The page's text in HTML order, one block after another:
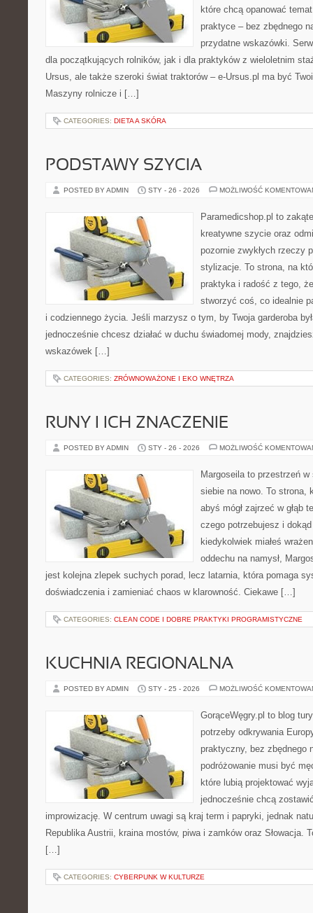
które chcą opanować
praktyce – bez zbędnego
przydatne wskazówki.
dla początkujących rolników, jak i dla praktyków z wieloletnim
Ursus, ale także szeroki świat traktorów – e-Ursus.pl ma być
Maszyny rolnicze i […]
CATEGORIES: DIETA A SKÓRA
PODSTAWY SZYCIA
POSTED BY ADMIN STY - 26 - 2026 MOŻLIWOŚĆ
Paramedicshop.pl to
kreatywne szycie oraz
pozornie zwykłych rzeczy
stylizacje. To strona, na
praktyka i radość z tego,
stworzyć coś, co idealnie
i codziennego życia. Jeśli marzysz o tym, by Twoja garderoba
jednocześnie chcesz działać w duchu świadomej mody,
wskazówek […]
CATEGORIES: ZRÓWNOWAŻONE I EKO WNĘTRZA
RUNY I ICH ZNACZENIE
POSTED BY ADMIN STY - 26 - 2026 MOŻLIWOŚĆ
Margoseila to przestrzeń
siebie na nowo. To strona,
abyś mógł zajrzeć w głąb
czego potrzebujesz i
kiedykolwiek miałeś
oddechu na namysł,
jest kolejna zlepek suchych porad, lecz latarnia, która pomaga
doświadczenia i zamieniać chaos w klarowność. Ciekawe […]
CATEGORIES: CLEAN CODE I DOBRE PRAKTYKI PROGRAMISTYCZNE
KUCHNIA REGIONALNA
POSTED BY ADMIN STY - 25 - 2026 MOŻLIWOŚĆ
GorąceWęgry.pl to blog
potrzeby odkrywania
praktyczny, bez zbędnego
podróżowanie musi być
które lubią projektować
jednocześnie chcą
improwizację. W centrum uwagi są kraj term i papryki, jednak
Republika Austrii, kraina mostów, piwa i zamków oraz Słowacja.
[…]
CATEGORIES: CYBERPUNK W KULTURZE